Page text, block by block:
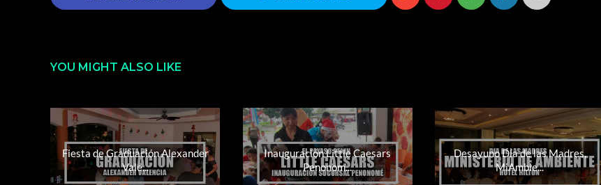
YOU MIGHT ALSO LIKE
Fiesta de Graduación Alexander
Vale...
Inauguración Little Caesars
Penonom...
Desayuno Día de las Madres,
MiAmbie...